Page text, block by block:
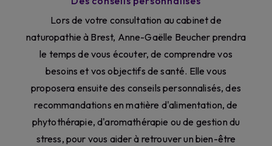
Lors de votre consultation au cabinet de
naturopathie à Brest, Anne-Gaëlle Beucher prendra
le temps de vous écouter, de comprendre vos
besoins et vos objectifs de santé. Elle vous
proposera ensuite des conseils personnalisés, des
recommandations en matière d'alimentation, de
phytothérapie, d'aromathérapie ou de gestion du
stress, pour vous aider à retrouver un bien-être